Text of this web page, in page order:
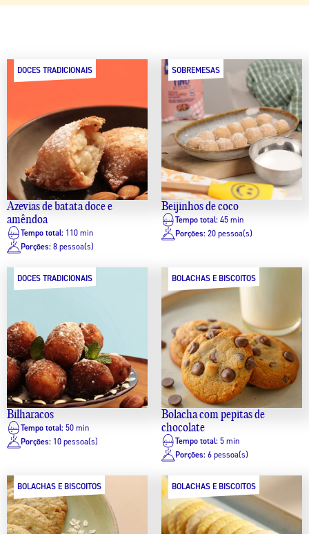
DOCES TRADICIONAIS
Azevias de batata doce e
amêndoa
Tempo total: 110 min
Porções: 8 pessoa(s)
SOBREMESAS
Beijinhos de coco
Tempo total: 45 min
Porções: 20 pessoa(s)
DOCES TRADICIONAIS
Bilharacos
Tempo total: 50 min
Porções: 10 pessoa(s)
BOLACHAS E BISCOITOS
Bolacha com pepitas de
chocolate
Tempo total: 5 min
Porções: 6 pessoa(s)
BOLACHAS E BISCOITOS BOLACHAS E BISCOITOS